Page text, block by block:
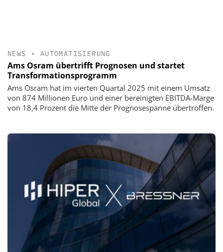
NEWS • AUTOMATISIERUNG
Ams Osram übertrifft Prognosen und startet
Transformationsprogramm
Ams Osram hat im vierten Quartal 2025 mit einem Umsatz
von 874 Millionen Euro und einer bereinigten EBITDA-Marge
von 18,4 Prozent die Mitte der Prognosespanne übertroffen.